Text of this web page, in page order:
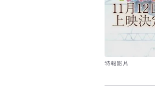
特報影片